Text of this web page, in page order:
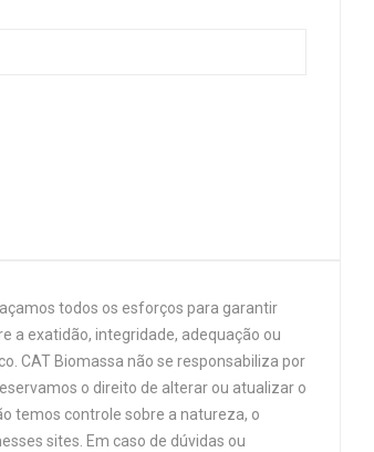
todos os esforços para garantir
a exatidão, integridade, adequação ou
CAT Biomassa não se responsabiliza por
o direito de alterar ou atualizar o
temos controle sobre a natureza, o
sites. Em caso de dúvidas ou